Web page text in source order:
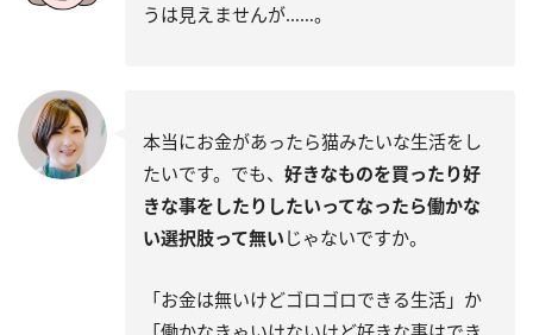
うは見えませんが……。
本当にお金があったら猫みたいな生活をし
たいです。でも、 好きなものを買ったり好
きな事をしたりしたいってなったら働かな
い選択肢って無い じゃないですか。
「お金は無いけどゴロゴロできる生活」か